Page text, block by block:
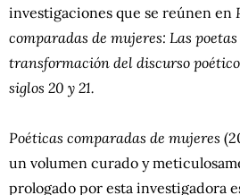
investigaciones que se reúnen en
comparadas de mujeres: Las
transformación del discurso
siglos 20 y 21.
Poéticas comparadas de mujeres
un volumen curado y
prologado por esta investigadora